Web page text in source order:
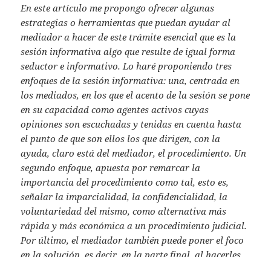
En este artículo me propongo ofrecer algunas
estrategias o herramientas que puedan ayudar al
mediador a hacer de este trámite esencial que es la
sesión informativa algo que resulte de igual forma
seductor e informativo. Lo haré proponiendo tres
enfoques de la sesión informativa: una, centrada en
los mediados, en los que el acento de la sesión se pone
en su capacidad como agentes activos cuyas
opiniones son escuchadas y tenidas en cuenta hasta
el punto de que son ellos los que dirigen, con la
ayuda, claro está del mediador, el procedimiento. Un
segundo enfoque, apuesta por remarcar la
importancia del procedimiento como tal, esto es,
señalar la imparcialidad, la confidencialidad, la
voluntariedad del mismo, como alternativa más
rápida y más económica a un procedimiento judicial.
Por último, el mediador también puede poner el foco